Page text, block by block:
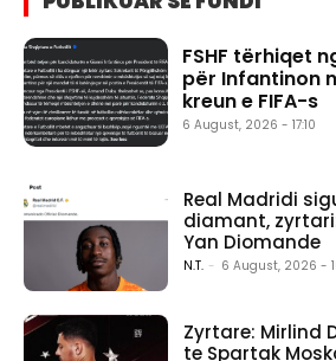
FSHF tërhiqet
për Infantinon
kreun e FIFA-s
6 August, 2026 - 17:10
Real Madridi
diamant,
Yan Diomande
N.T. - 6 August, 2026 -
Zyrtare: Mirlind
te Spartak